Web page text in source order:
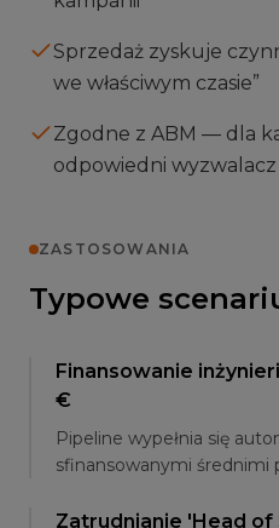
Sprzedaż zyskuje
we właściwym czasie”
Zgodne z ABM — dla
odpowiedni wyzwalacz
ZASTOSOWANIA
Typowe
Finansowanie
€
Pipeline wypełnia się
sfinansowanymi średnimi
Zatrudnianie 'Head of